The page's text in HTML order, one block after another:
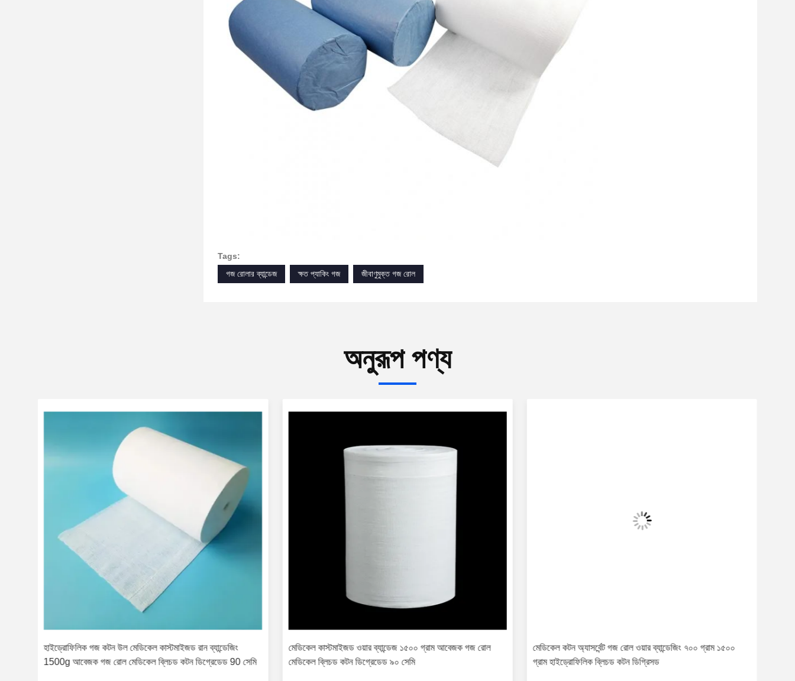
Tags:
গজ রোলার ব্যান্ডেজ
ক্ষত প্যাকিং গজ জীবাণুমুক্ত গজ রোল
অনুরূপ পণ্য
হাইড্রোফিলিক গজ কটন উল মেডিকেল কাস্টমাইজড রান ব্যান্ডেজিং
1500g আবেজক গজ রোল মেডিকেল ব্লিচড কটন ডিগ্রেডেড 90 সেমি
মেডিকেল কাস্টমাইজড ওয়ার ব্যান্ডেজ ১৫০০ গ্রাম আবেজক গজ রোল
মেডিকেল ব্লিচড কটন ডিগ্রেডেড ৯০ সেমি
মেডিকেল কটন অ্যাসর্বেন্ট গজ রোল ওয়ার ব্যান্ডেজিং ৭০০ গ্রাম ১৫০০
গ্রাম হাইড্রোফিলিক ব্লিচড কটন ডিগ্রিসড